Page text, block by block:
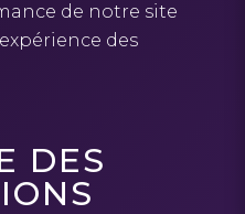
de notre site
des
DES